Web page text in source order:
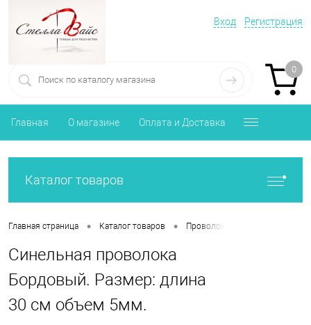
Вход Регистрация
0
Главная О магазине Оплата и Доставка
Каталог товаров
Главная страница • Каталог товаров • Проволока, клей, пистолеты
Синельная проволока
Бордовый. Размер: длина
30 см объем 5мм.